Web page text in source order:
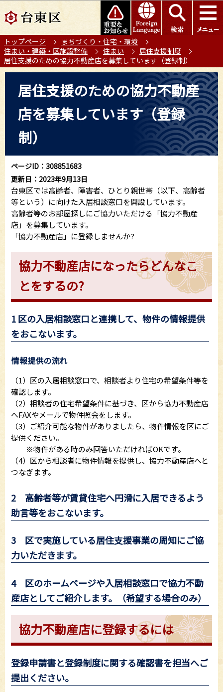
の
ー
ジ
の
このページの本文へ移動
トップページ
まちづくり・住宅・環境
住まい・建築・区施設整備
住まい
居住支援制度
居住支援のための協力不動産店を募集しています（登録制）
居住支援のための協力不動産
店を募集しています（登録
制）
ページID：308851683
更新日：2023年9月13日
台東区では高齢者、障害者、ひとり親世帯（以下、高齢者
等という）に向けた入居相談窓口を開設しています。
高齢者等のお部屋探しにご協力いただける「協力不動産
店」を募集しています。
「協力不動産店」に登録しませんか?
協力不動産店になったらどんなこ
とをするの?
1 区の入居相談窓口と連携して、物件の情報提供
をおこないます。
情報提供の流れ
（1）区の入居相談窓口で、相談者より住宅の希望条件等を
確認します。
（2）相談者の住宅希望条件に基づき、区から協力不動産店
へFAXやメールで物件照会をします。
（3）ご紹介可能な物件がありましたら、物件情報を区にご
提供ください。
※物件がある時のみ回答いただければOKです。
（4）区から相談者に物件情報を提供し、協力不動産店へと
つなぎます。
2 高齢者等が賃貸住宅へ円滑に入居できるよう
助言等をおこないます。
3 区で実施している居住支援事業の周知にご協
力いただきます。
4 区のホームページや入居相談窓口で協力不動
産店としてご紹介します。（希望する場合のみ）
協力不動産店に登録するには
登録申請書と登録制度に関する確認書を担当へご
提出ください。